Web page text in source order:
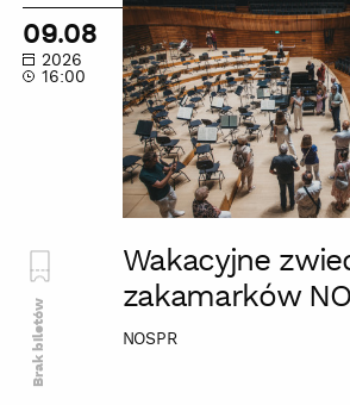
zwiedzanie
zakamarków
NOSPR
09.08
2026
16:00
Wakacyjne
zakamarków
NOSPR
Brak biletów